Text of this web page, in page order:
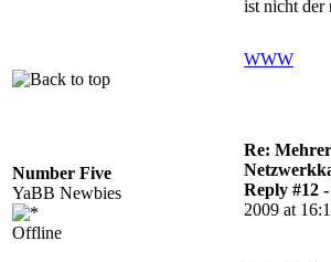
ist nicht der
WWW
Number Five
YaBB Newbies
Offline
Re:
Reply #12 -
2009 at